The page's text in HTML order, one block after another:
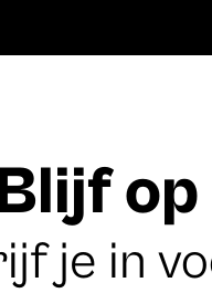
op
je in